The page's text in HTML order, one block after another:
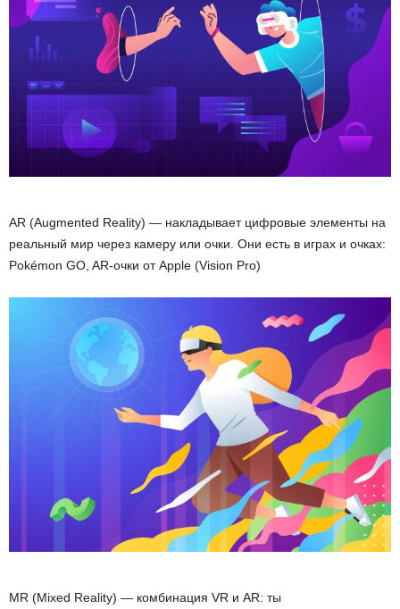
AR (Augmented Reality) — накладывает цифровые элементы на
реальный мир через камеру или очки. Они есть в играх и очках:
Pokémon GO, AR-очки от Apple (Vision Pro)
MR (Mixed Reality) — комбинация VR и AR: ты